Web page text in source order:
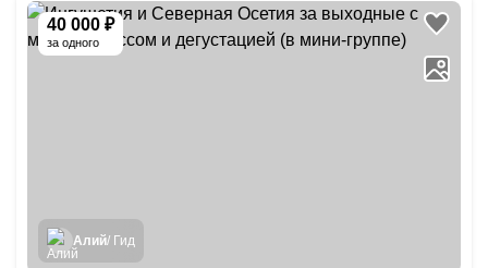
40 000 ₽
за одного
Алий/ Гид